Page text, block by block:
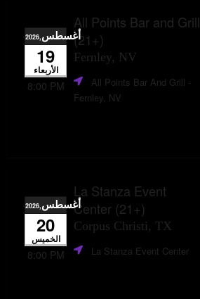
All Points Bar and Grill
(21+)
Fernley, NV
أغسطس,2026
19
الأربعاء
8:00 PM All Points Bar And Grill -
Fernley, NV
La Stanza Event
Center (21+)
Corpus Christi, TX
أغسطس,2026
20
الخميس
8:00 PM La Stanza Event Center